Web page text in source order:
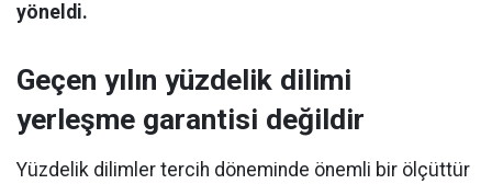
yöneldi.
Geçen yılın yüzdelik dilimi
yerleşme garantisi değildir
Yüzdelik dilimler tercih döneminde önemli bir ölçüttür